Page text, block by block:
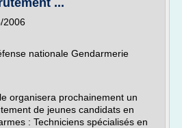
...
2006
nationale Gendarmerie
organisera prochainement un
de jeunes candidats en
: Techniciens spécialisés en